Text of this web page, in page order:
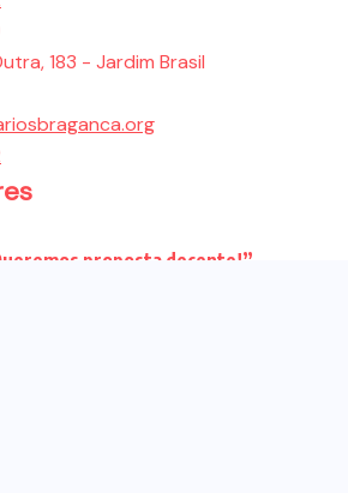
183 - Jardim Brasil
proposta decente!”